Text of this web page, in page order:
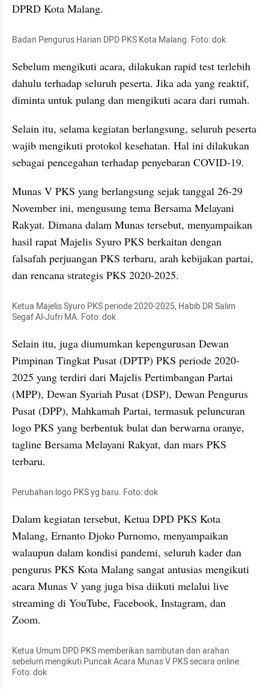
DPRD Kota Malang.
Badan Pengurus Harian DPD PKS Kota Malang. Foto: dok
Sebelum mengikuti acara, dilakukan rapid test terlebih
dahulu terhadap seluruh peserta. Jika ada yang reaktif,
diminta untuk pulang dan mengikuti acara dari rumah.
Selain itu, selama kegiatan berlangsung, seluruh peserta
wajib mengikuti protokol kesehatan. Hal ini dilakukan
sebagai pencegahan terhadap penyebaran COVID-19.
Munas V PKS yang berlangsung sejak tanggal 26-29
November ini, mengusung tema Bersama Melayani
Rakyat. Dimana dalam Munas tersebut, menyampaikan
hasil rapat Majelis Syuro PKS berkaitan dengan
falsafah perjuangan PKS terbaru, arah kebijakan partai,
dan rencana strategis PKS 2020-2025.
Ketua Majelis Syuro PKS periode 2020-2025, Habib DR Salim
Segaf Al-Jufri MA. Foto: dok
Selain itu, juga diumumkan kepengurusan Dewan
Pimpinan Tingkat Pusat (DPTP) PKS periode 2020-
2025 yang terdiri dari Majelis Pertimbangan Partai
(MPP), Dewan Syariah Pusat (DSP), Dewan Pengurus
Pusat (DPP), Mahkamah Partai, termasuk peluncuran
logo PKS yang berbentuk bulat dan berwarna oranye,
tagline Bersama Melayani Rakyat, dan mars PKS
terbaru.
Perubahan logo PKS yg baru. Foto: dok
Dalam kegiatan tersebut, Ketua DPD PKS Kota
Malang, Ernanto Djoko Purnomo, menyampaikan
walaupun dalam kondisi pandemi, seluruh kader dan
pengurus PKS Kota Malang sangat antusias mengikuti
acara Munas V yang juga bisa diikuti melalui live
streaming di YouTube, Facebook, Instagram, dan
Zoom.
Ketua Umum DPD PKS memberikan sambutan dan arahan
sebelum mengikuti Puncak Acara Munas V PKS secara online.
Foto: dok